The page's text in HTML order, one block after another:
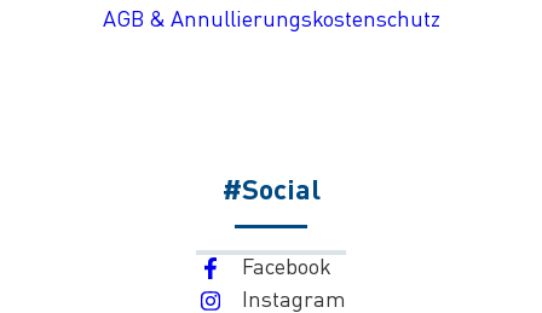
AGB & Annullierungskostenschutz
#Social
Facebook
Instagram